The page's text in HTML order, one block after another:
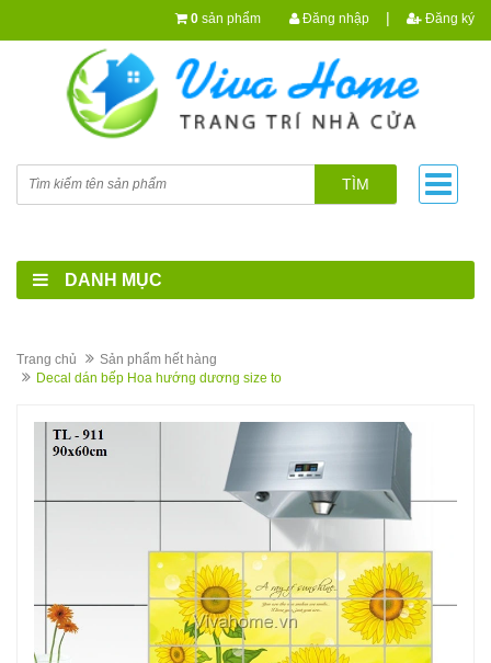
0 sản phẩm Đăng nhập | Đăng ký
TÌM
DANH MỤC
Trang chủ
Sản phẩm hết hàng
Decal dán bếp Hoa hướng dương size to